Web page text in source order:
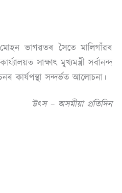
ভাগৱতৰ সৈতে মালিগাঁৱৰ
সাক্ষাৎ মুখ্যমন্ত্ৰী সৰ্বানন্দ
কাৰ্যপন্থা সন্দৰ্ভত আলোচনা।
উৎস – অসমীয়া প্ৰতিদিন